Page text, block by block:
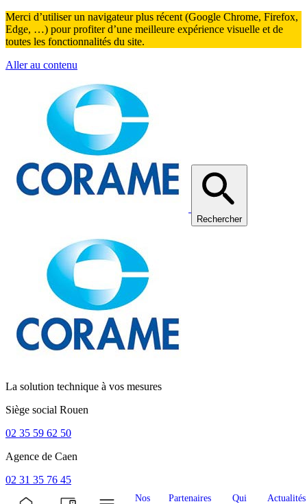
Merci d’utiliser un navigateur plus récent (Google Chrome, Firefox,
Edge, …) pour profiter d’une meilleure expérience visuelle et de
toutes les fonctionnalités du site.
Aller au contenu
Rechercher
La solution technique à vos mesures
Siège social Rouen
02 35 59 62 50
Agence de Caen
02 31 35 76 45
Nos
Partenaires
Qui
Actualités